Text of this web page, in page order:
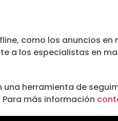
como los anuncios
a los especialistas en
una herramienta de
Para más información